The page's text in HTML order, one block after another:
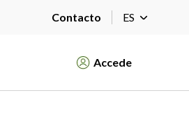
Contacto ES
Accede